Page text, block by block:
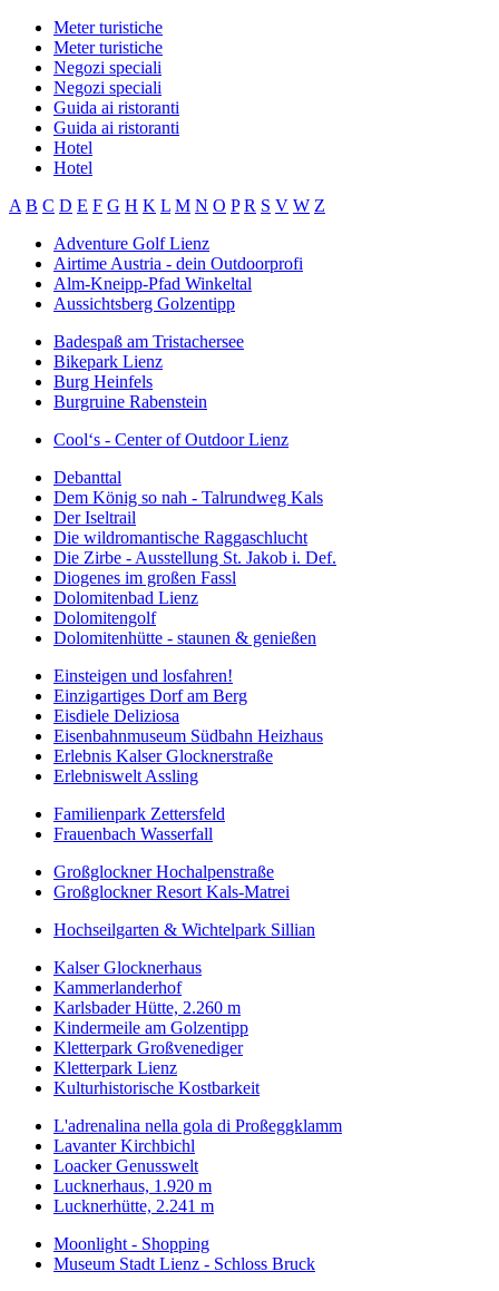
Meter turistiche
Meter turistiche
Negozi speciali
Negozi speciali
Guida ai ristoranti
Guida ai ristoranti
Hotel
Hotel
A B C D E F G H K L M N O P R S V W Z
Adventure Golf Lienz
Airtime Austria - dein Outdoorprofi
Alm-Kneipp-Pfad Winkeltal
Aussichtsberg Golzentipp
Badespaß am Tristachersee
Bikepark Lienz
Burg Heinfels
Burgruine Rabenstein
Cool‘s - Center of Outdoor Lienz
Debanttal
Dem König so nah - Talrundweg Kals
Der Iseltrail
Die wildromantische Raggaschlucht
Die Zirbe - Ausstellung St. Jakob i. Def.
Diogenes im großen Fassl
Dolomitenbad Lienz
Dolomitengolf
Dolomitenhütte - staunen & genießen
Einsteigen und losfahren!
Einzigartiges Dorf am Berg
Eisdiele Deliziosa
Eisenbahnmuseum Südbahn Heizhaus
Erlebnis Kalser Glocknerstraße
Erlebniswelt Assling
Familienpark Zettersfeld
Frauenbach Wasserfall
Großglockner Hochalpenstraße
Großglockner Resort Kals-Matrei
Hochseilgarten & Wichtelpark Sillian
Kalser Glocknerhaus
Kammerlanderhof
Karlsbader Hütte, 2.260 m
Kindermeile am Golzentipp
Kletterpark Großvenediger
Kletterpark Lienz
Kulturhistorische Kostbarkeit
L'adrenalina nella gola di Proßeggklamm
Lavanter Kirchbichl
Loacker Genusswelt
Lucknerhaus, 1.920 m
Lucknerhütte, 2.241 m
Moonlight - Shopping
Museum Stadt Lienz - Schloss Bruck